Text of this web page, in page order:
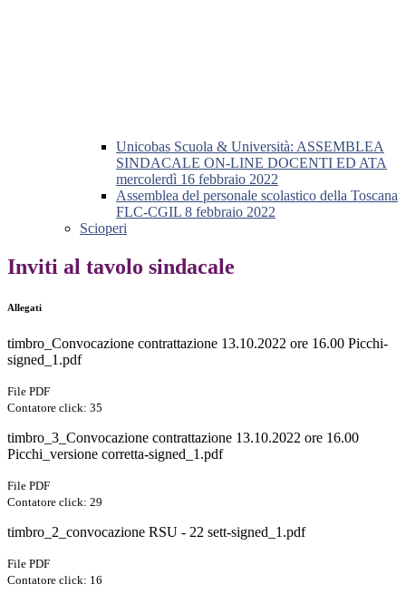
Unicobas Scuola & Università: ASSEMBLEA
SINDACALE ON-LINE DOCENTI ED ATA
mercolerdì 16 febbraio 2022
Assemblea del personale scolastico della Toscana
FLC-CGIL 8 febbraio 2022
Scioperi
Inviti al tavolo sindacale
Allegati
timbro_Convocazione contrattazione 13.10.2022 ore 16.00 Picchi-
signed_1.pdf
File PDF
Contatore click: 35
timbro_3_Convocazione contrattazione 13.10.2022 ore 16.00
Picchi_versione corretta-signed_1.pdf
File PDF
Contatore click: 29
timbro_2_convocazione RSU - 22 sett-signed_1.pdf
File PDF
Contatore click: 16